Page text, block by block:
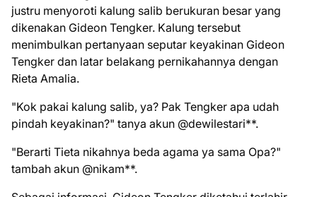
justru menyoroti kalung salib berukuran besar yang
dikenakan Gideon Tengker. Kalung tersebut
menimbulkan pertanyaan seputar keyakinan Gideon
Tengker dan latar belakang pernikahannya dengan
Rieta Amalia.
"Kok pakai kalung salib, ya? Pak Tengker apa udah
pindah keyakinan?" tanya akun @dewilestari**.
"Berarti Tieta nikahnya beda agama ya sama Opa?"
tambah akun @nikam**.